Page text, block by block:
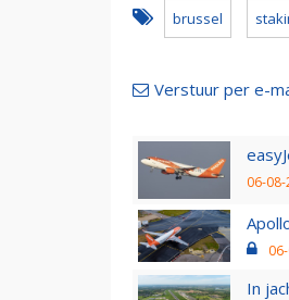
brussel
Verstuur per e-
06-
In